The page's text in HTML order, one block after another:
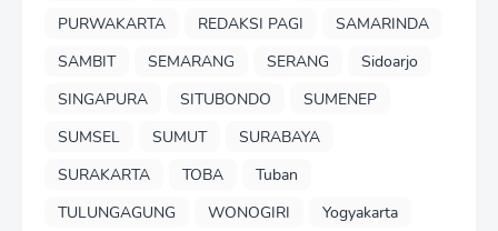
PURWAKARTA
REDAKSI PAGI
SAMARINDA
SAMBIT
SEMARANG SERANG
Sidoarjo
SINGAPURA
SITUBONDO
SUMENEP
SUMSEL
SUMUT
SURABAYA
SURAKARTA
TOBA
Tuban
TULUNGAGUNG
WONOGIRI Yogyakarta